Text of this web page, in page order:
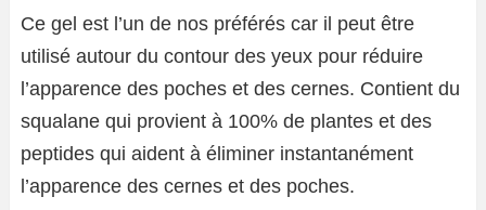
Ce gel est l’un de nos préférés car il peut être
utilisé autour du contour des yeux pour réduire
l’apparence des poches et des cernes. Contient du
squalane qui provient à 100% de plantes et des
peptides qui aident à éliminer instantanément
l’apparence des cernes et des poches.